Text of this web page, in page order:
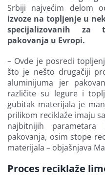
Srbiji najvećim delom
izvoze na topljenje u
specijalizovanih za
pakovanja u Evropi.
– Ovde je posredi
što je nešto drugačiji
aluminijuma jer
različite su legure i
gubitak materijala je
prilikom reciklaže imaju
najbitnijih parametara
pakovanja, osim stope
materijala – objašnjava
Proces reciklaže